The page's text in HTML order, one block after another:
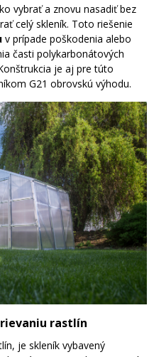
vybrať a znovu nasadiť bez
celý skleník. Toto riešenie
v prípade poškodenia alebo
časti polykarbonátových
je aj pre túto
G21 obrovskú výhodu.
rastlín
je skleník vybavený